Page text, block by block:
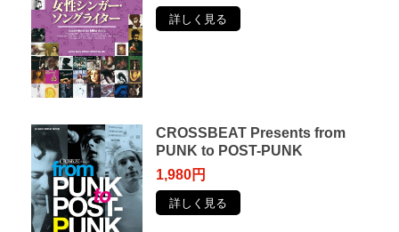
詳しく見る
CROSSBEAT Presents from
PUNK to POST-PUNK
1,980円
詳しく見る